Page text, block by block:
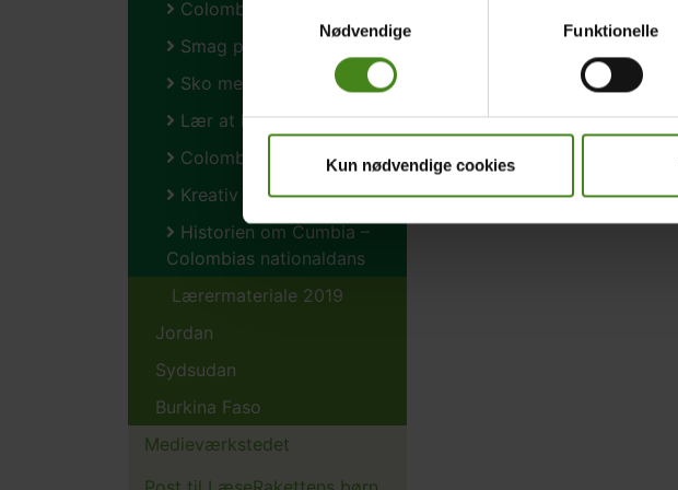
Samtykkevalg
Nødvendige
Funktionelle
Kun nødvendige cookies
Colombias danse
Smag på Colombia
Sko med pynt
Lær at hækle
Colombiansk musik
Kreativ med dæk
Historien om Cumbia –
Colombias nationaldans
Lærermateriale 2019
Jordan
Sydsudan
Burkina Faso
Medieværkstedet